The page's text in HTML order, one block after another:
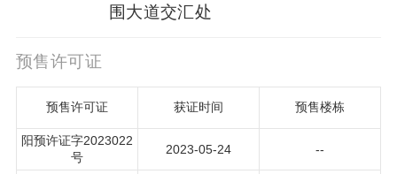
围大道交汇处
预售许可证
预售许可证 获证时间 预售楼栋
阳预许证字2023022
号
2023-05-24 --